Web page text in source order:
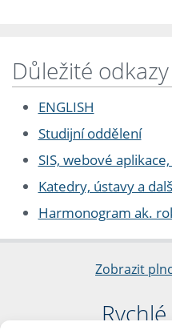
Důležité odkazy
ENGLISH
Studijní oddělení
SIS, webové
Katedry, ústavy a
Harmonogram ak.
Zobrazit